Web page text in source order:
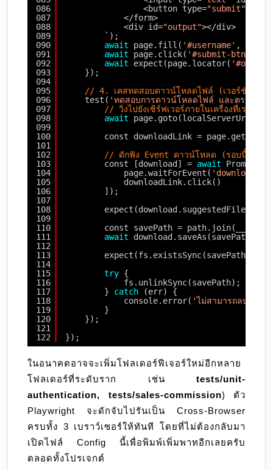
086
087
088
089
090
091
092
093
094
095
096
097
098
099
100
101
102
103
104
105
106
107
108
109
110
111
112
113
114
115
116
117
118
119
120
121
122
<button type="submit"
</form>
<div id="output"></div>
`);
await
page.fill( '#username' ,
await
page.click( '#submit-btn'
await
expect(page.locator(
});
// 4. เคสทดสอบดาวน์โหลดไฟล์ (เวอร์ชันสมบู
test( 'ทดสอบการดาวน์โหลดไฟล์ และตรวจสอบ
// วิ่งไปยังเซิร์ฟเวอร์ภายในเครื่องที่เราจำล
await
page.goto(localServerUrl);
const downloadLink =
// ดักฟัง Event ดาวน์โหลด (รอบนี้จะทำงา
const [download] = await
page.waitForEvent( 'download'
downloadLink.click()
]);
const savePath =
await
download.saveAs(savePath);
try {
fs.unlinkSync(savePath);
} catch
(err) {
console.error( 'ไม่สามารถลบไฟล์
}
});
});
ในอนาคตอาจจะเพิ่มโฟลเดอร์ฟีเจอร์ใหม่อีกหลาย
โฟลเดอร์ที่ระดับราก เช่น tests/unit-
authentication, tests/sales-commission) ตัว
Playwright จะดักจับไปรันเป็น Cross-Browser
ครบทั้ง 3 เบราว์เซอร์ให้ทันที โดยที่ไม่ต้องกลับมา
เปิดไฟล์ Config นี้เพื่อพิมพ์เพิ่มพาทอีกเลยครับ
ตลอดทั้งโปรเจกต์